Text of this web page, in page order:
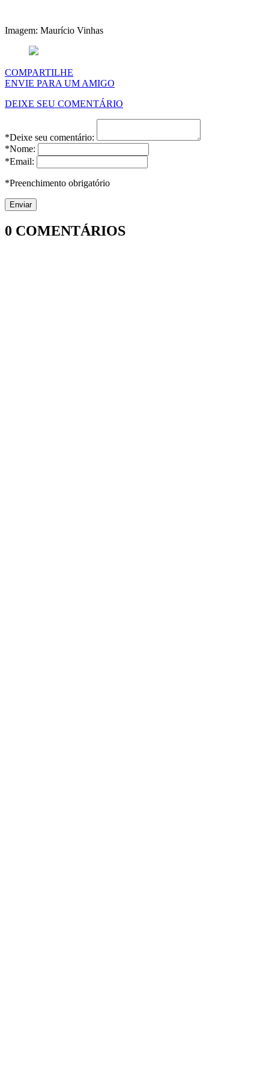
Imagem: Maurício Vinhas
COMPARTILHE
ENVIE PARA UM AMIGO
DEIXE SEU COMENTÁRIO
*Deixe seu comentário:
*Nome:
*Email:
*Preenchimento obrigatório
0 COMENTÁRIOS